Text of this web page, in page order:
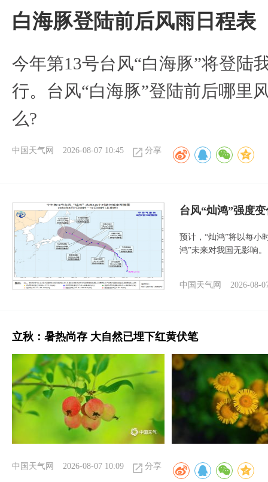
白海豚登陆前后风雨日程表
今年第13号台风“白海豚”将登陆
行。台风“白海豚”登陆前后哪里
么?
中国天气网 2026-08-07 10:45 分享
台风“灿鸿”强度
预计，“灿鸿”将以每小
鸿”未来对我国无影响。
中国天气网 2026-08-
立秋：暑热尚存 大自然已埋下红黄伏笔
中国天气网 2026-08-07 10:09 分享